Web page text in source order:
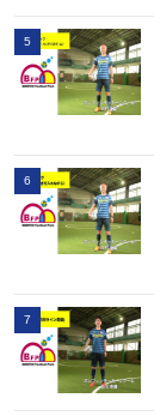
5
6
7